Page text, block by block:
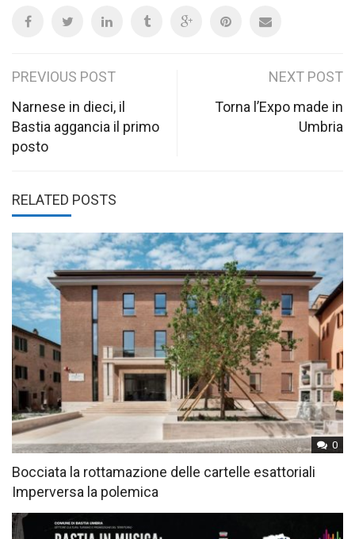
Post
navigation
PREVIOUS POST
Narnese in dieci, il
Bastia aggancia il primo
posto
NEXT POST
Torna l’Expo made in
Umbria
RELATED POSTS
0
Bocciata la rottamazione delle cartelle esattoriali
Imperversa la polemica